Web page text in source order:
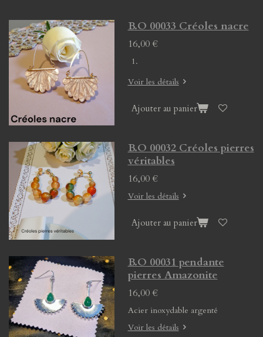
B.O 00033 Créoles nacre
16,00 €
Voir les détails
Ajouter au panier
B.O 00032 Créoles pierres
véritables
16,00 €
Voir les détails
Ajouter au panier
B.O 00031 pendante
pierres Amazonite
16,00 €
Acier inoxydable argenté
Voir les détails